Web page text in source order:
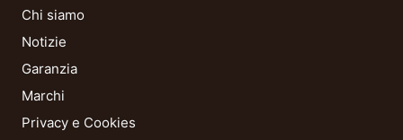
Chi siamo
Notizie
Garanzia
Marchi
Privacy e Cookies